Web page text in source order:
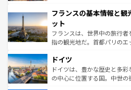
ませてくれるイタリアで、忘
なお、新着のイタリア情報は
しい。
文化が根付くこの国では、情
れる闘牛、そして美味しいタ
る。首都マドリードの洗練
アートに溢れた街角から、
せる。地方によって風土や気
性
ンテンツ一覧を参照してほし
フランスの基本情報と観
ット
フランスは、世界中の旅行
指の観光地だ。首都パリの
で、幅広い魅力が詰まってい
聖堂、美しいビーチ、そし
から魅了する。また、フラ
ドイツ
ドイツは、豊かな歴史と多
の中心に位置する国。中世